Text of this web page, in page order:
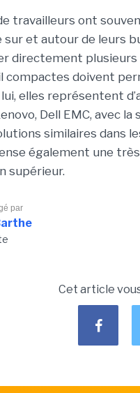
travailleurs ont
et autour de leurs
directement
compactes doivent
lui, elles représentent
Dell EMC, avec
similaires dans
également une
supérieur.
par
Cet article